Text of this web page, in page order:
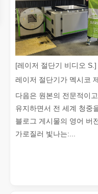
이프 제조를 혁신하는 방
의 핵심 기술입니다. 높은
[레이저 절단기 비디오 S.]
다음은 원본의 전문적이
유지하면서 전 세계 청중
블로그 게시물의 영어 버
가로질러 빛나는:...